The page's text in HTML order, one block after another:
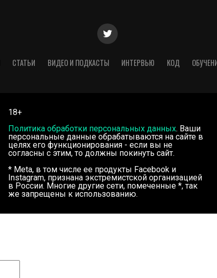
СТАТЬИ ВИДЕО И ПОДКАСТЫ ИНТЕРВЬЮ КОД
18+
Политика обработки персональных данных. Ваши
персональные данные обрабатываются на сайте в
целях его функционирования - если вы не
согласны с этим, то должны покинуть сайт.
* Meta, в том числе ее продукты Facebook и
Instagram, признана экстремистской организацией
в России. Многие другие сети, помеченные *, так
же запрещены к использованию.